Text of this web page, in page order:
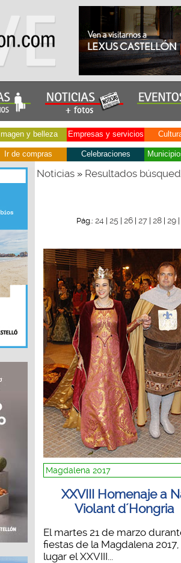
Imagen y belleza Empresas y servicios
Ir de compras Celebraciones
Noticias» Resultados
Pág.: 24| 25| 26| 27| 28| 29|
Magdalena 2017
XXVIII Homenaje a
Violant d´Hongria
El martes 21 de marzo
fiestas de la Magdalena
lugar el XXVIII...